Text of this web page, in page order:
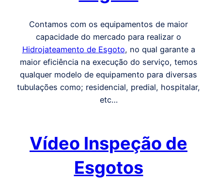
Contamos com os equipamentos de maior
capacidade do mercado para realizar o
Hidrojateamento de Esgoto, no qual garante a
maior eficiência na execução do serviço, temos
qualquer modelo de equipamento para diversas
tubulações como; residencial, predial, hospitalar,
etc…
Vídeo Inspeção de
Esgotos